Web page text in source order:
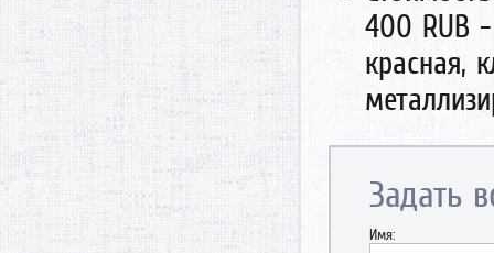
400 RUB -
красная,
Задать
Имя: